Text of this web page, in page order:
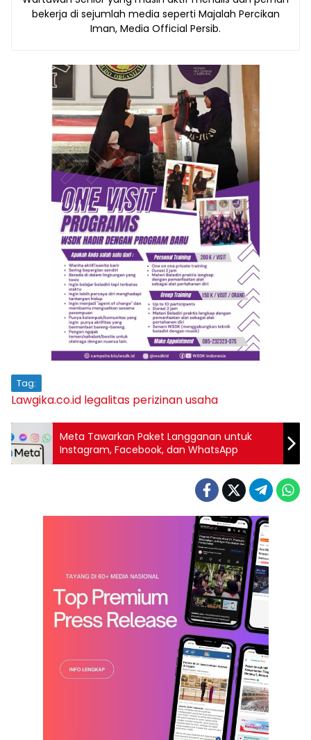
bekerja di sejumlah media seperti Majalah Percikan
Iman, Media Official Persib.
Tag:
Lawgika.co.id legalitas perizinan usaha
Meta Tawarkan Paket Langganan untuk
Instagram, Facebook, dan WhatsApp